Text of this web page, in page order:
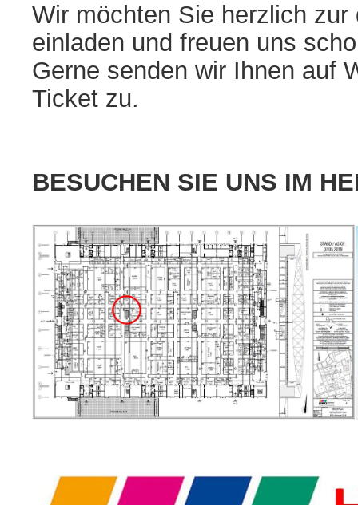
Wir möchten Sie herzlich zur
einladen und freuen uns
Gerne senden wir Ihnen auf
Ticket zu.
BESUCHEN SIE UNS IM